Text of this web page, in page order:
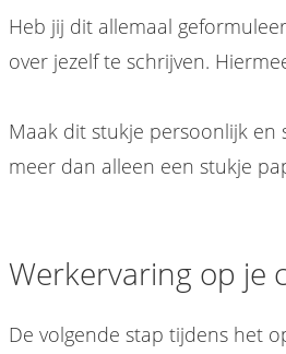
Heb jij dit allemaal
over jezelf te schrijven.
Maak dit stukje persoonlijk en
meer dan alleen een stukje
Werkervaring op je
De volgende stap tijdens het